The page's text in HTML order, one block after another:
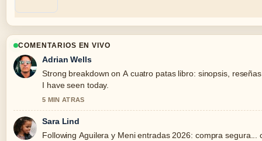
COMENTARIOS EN VIVO
Adrian Wells
Strong breakdown on A cuatro patas libro: sinopsis,
I have seen today.
5 MIN ATRAS
Sara Lind
Following Aguilera y Meni entradas 2026: compra segura...